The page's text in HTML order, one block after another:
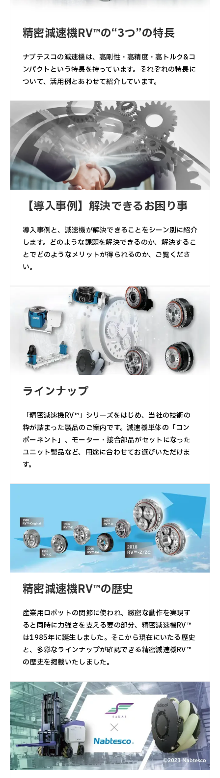
精密減速機RV™の“3つ”の特長
ナブテスコの減速機は、高剛性・高精度・高トルク&コ
ンパクトという特長を持っています。それぞれの特長に
ついて、活用例とあわせて紹介しています。
【導入事例】解決できるお困り事
導入事例と、減速機が解決できることをシーン別に紹介
します。どのような課題を解決できるのか、解決するこ
とでどのようなメリットが得られるのか、ご覧くださ
い。
ラインナップ
「精密減速機RV™」シリーズをはじめ、当社の技術の
粋が詰まった製品のご案内です。減速機単体の「コン
ポーネント」、モーター・接合部品がセットになった
ユニット製品など、用途に合わせてお選びいただけま
す。
精密減速機RV™の歴史
産業用ロボットの関節に使われ、緻密な動作を実現す
ると同時に力強さを支える要の部分、精密減速機RV™
は1985年に誕生しました。そこから現在にいたる歴史
と、多彩なラインナップが確認できる精密減速機RV™
の歴史を掲載いたしました。